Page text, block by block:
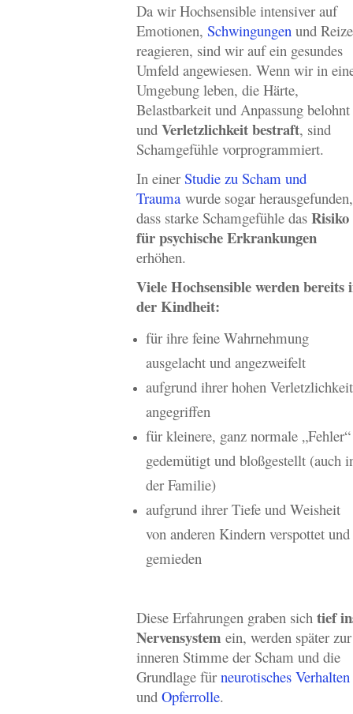
Da wir Hochsensible intensiver auf
Emotionen, Schwingungenund Reize
reagieren, sind wir auf ein gesundes
Umfeld angewiesen. Wenn wir in
Umgebung leben, die Härte,
Belastbarkeit und Anpassung belohnt
und Verletzlichkeit bestraft, sind
Schamgefühle vorprogrammiert.
In einer Studie zu Scham und
Traumawurde sogar herausgefunden,
dass starke Schamgefühle das Risiko
für psychische Erkrankungen
erhöhen.
Viele Hochsensible werden bereits
der Kindheit:
für ihre feine Wahrnehmung
ausgelacht und angezweifelt
aufgrund ihrer hohen Verletzlichkeit
angegriffen
für kleinere, ganz normale „Fehler“
gedemütigt und bloßgestellt (auch
der Familie)
aufgrund ihrer Tiefe und Weisheit
von anderen Kindern verspottet und
gemieden
Diese Erfahrungen graben sich tief
Nervensystem ein, werden später zur
inneren Stimme der Scham und die
Grundlage für neurotisches Verhalten
und Opferrolle.